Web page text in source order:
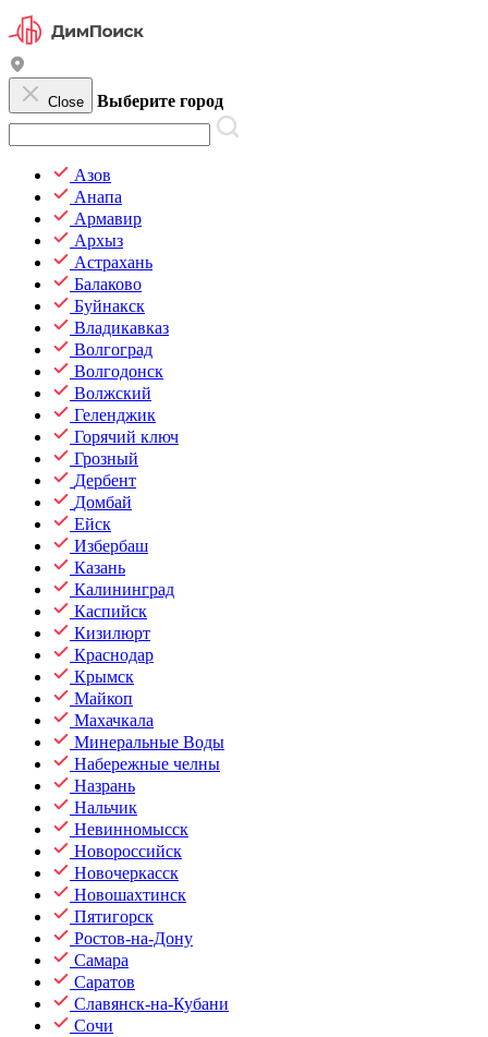
Close Выберите город
Азов
Анапа
Армавир
Архыз
Астрахань
Балаково
Буйнакск
Владикавказ
Волгоград
Волгодонск
Волжский
Геленджик
Горячий ключ
Грозный
Дербент
Домбай
Ейск
Избербаш
Казань
Калининград
Каспийск
Кизилюрт
Краснодар
Крымск
Майкоп
Махачкала
Минеральные Воды
Набережные челны
Назрань
Нальчик
Невинномысск
Новороссийск
Новочеркасск
Новошахтинск
Пятигорск
Ростов-на-Дону
Самара
Саратов
Славянск-на-Кубани
Сочи